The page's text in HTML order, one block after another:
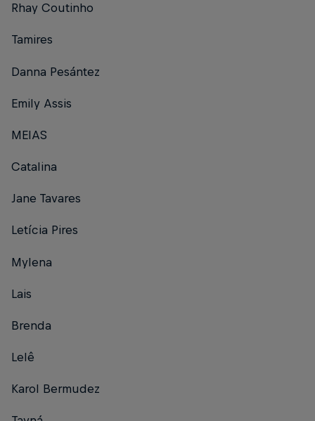
Rhay Coutinho
Tamires
Danna Pesántez
Emily Assis
MEIAS
Catalina
Jane Tavares
Letícia Pires
Mylena
Lais
Brenda
Lelê
Karol Bermudez